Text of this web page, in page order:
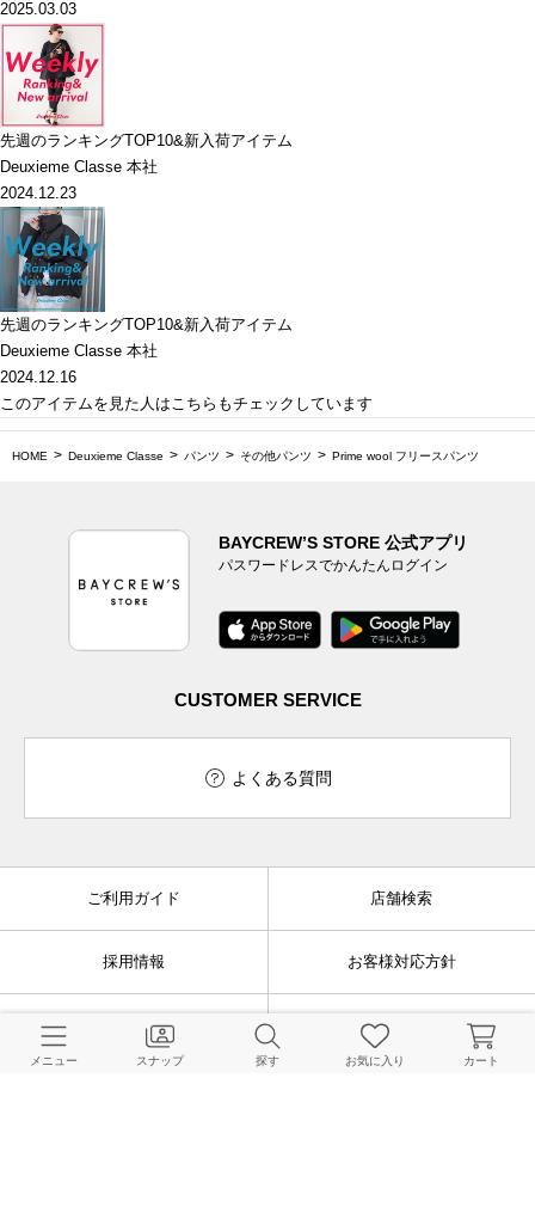
2025.03.03
先週のランキングTOP10&新入荷アイテム
Deuxieme Classe 本社
2024.12.23
先週のランキングTOP10&新入荷アイテム
Deuxieme Classe 本社
2024.12.16
このアイテムを見た人はこちらもチェックしています
HOME Deuxieme Classe パンツ その他パンツ Prime wool フリースパンツ
BAYCREW’S STORE 公式アプリ
パスワードレスでかんたんログイン
CUSTOMER SERVICE
よくある質問
ご利用ガイド 店舗検索
採用情報 お客様対応方針
利用規約 企業情報
メニュー スナップ 探す お気に入り カート